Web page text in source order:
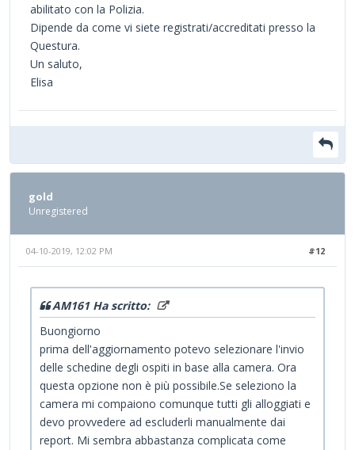
abilitato con la Polizia.
Dipende da come vi siete registrati/accreditati presso la
Questura.
Un saluto,
Elisa
gold
Unregistered
#12
04-10-2019, 12:02 PM
AM161 Ha scritto:
Buongiorno
prima dell'aggiornamento potevo selezionare l'invio
delle schedine degli ospiti in base alla camera. Ora
questa opzione non è più possibile.Se seleziono la
camera mi compaiono comunque tutti gli alloggiati e
devo provvedere ad escluderli manualmente dai
report. Mi sembra abbastanza complicata come